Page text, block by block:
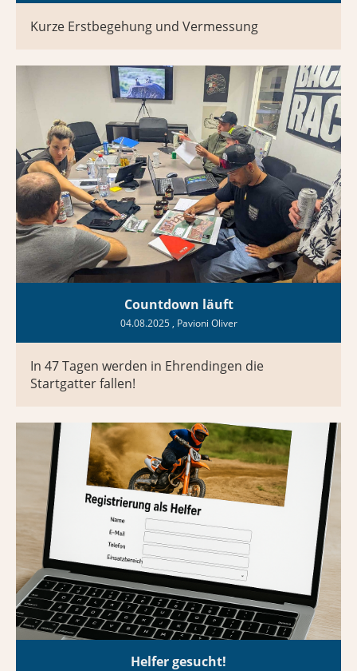
Kurze Erstbegehung und Vermessung
Countdown läuft
04.08.2025, Pavioni Oliver
In 47 Tagen werden in Ehrendingen die
Startgatter fallen!
Helfer gesucht!